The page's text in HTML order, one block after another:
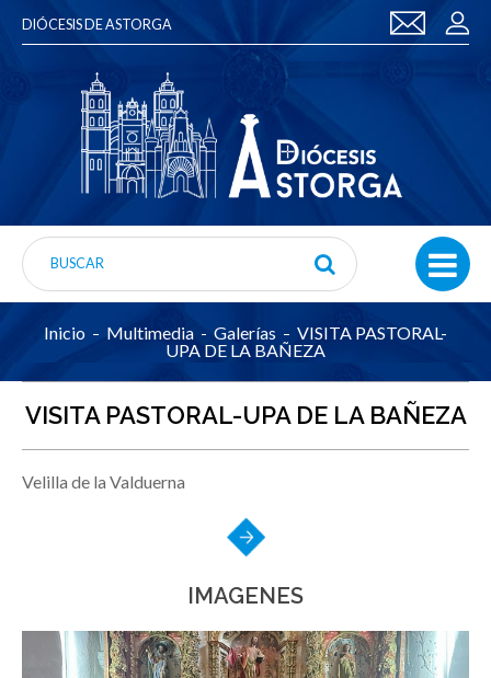
DIÓCESIS DE ASTORGA
Inicio Multimedia Galerías
VISITA PASTORAL-
UPA DE LA BAÑEZA
VISITA PASTORAL-UPA DE LA BAÑEZA
Velilla de la Valduerna
IMAGENES